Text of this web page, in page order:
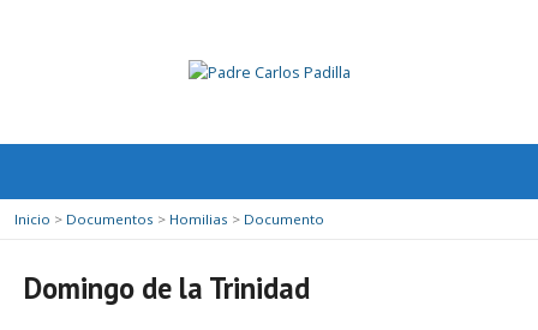
Inicio > Documentos > Homilias > Documento
Domingo de la Trinidad